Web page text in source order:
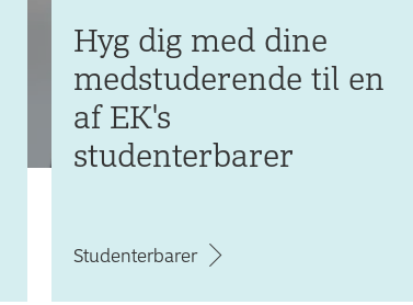
Hyg dig med dine
medstuderende til en
af EK's
studenterbarer
Studenterbarer